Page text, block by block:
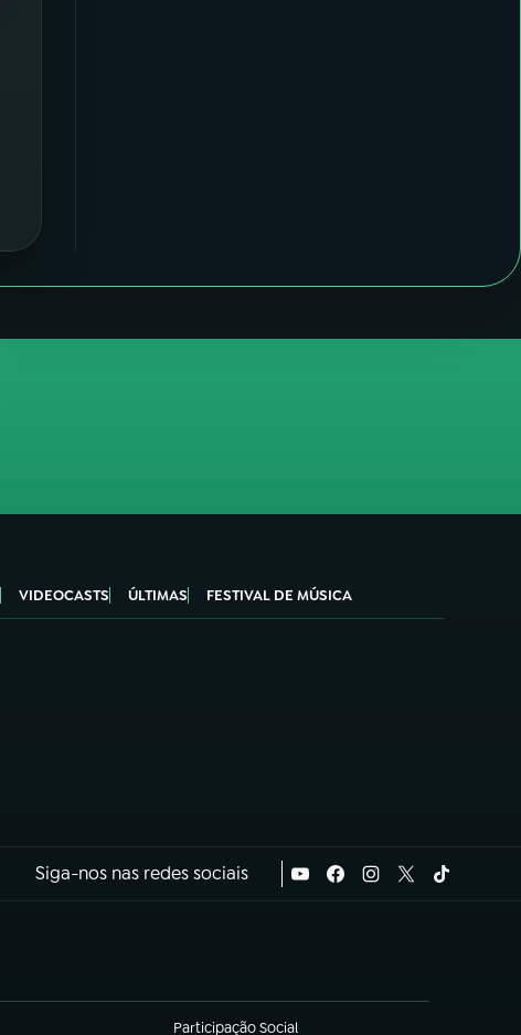
VIDEOCASTS ÚLTIMAS FESTIVAL DE MÚSICA
Siga-nos nas redes sociais
Participação Social